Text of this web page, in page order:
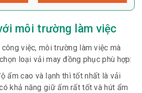
môi trường làm việc
việc, môi trường làm việc mà
loại vải may đồng phục phù hợp:
ẩm cao và lạnh thì tốt nhất là vải
khả năng giữ ấm rất tốt và hút ẩm